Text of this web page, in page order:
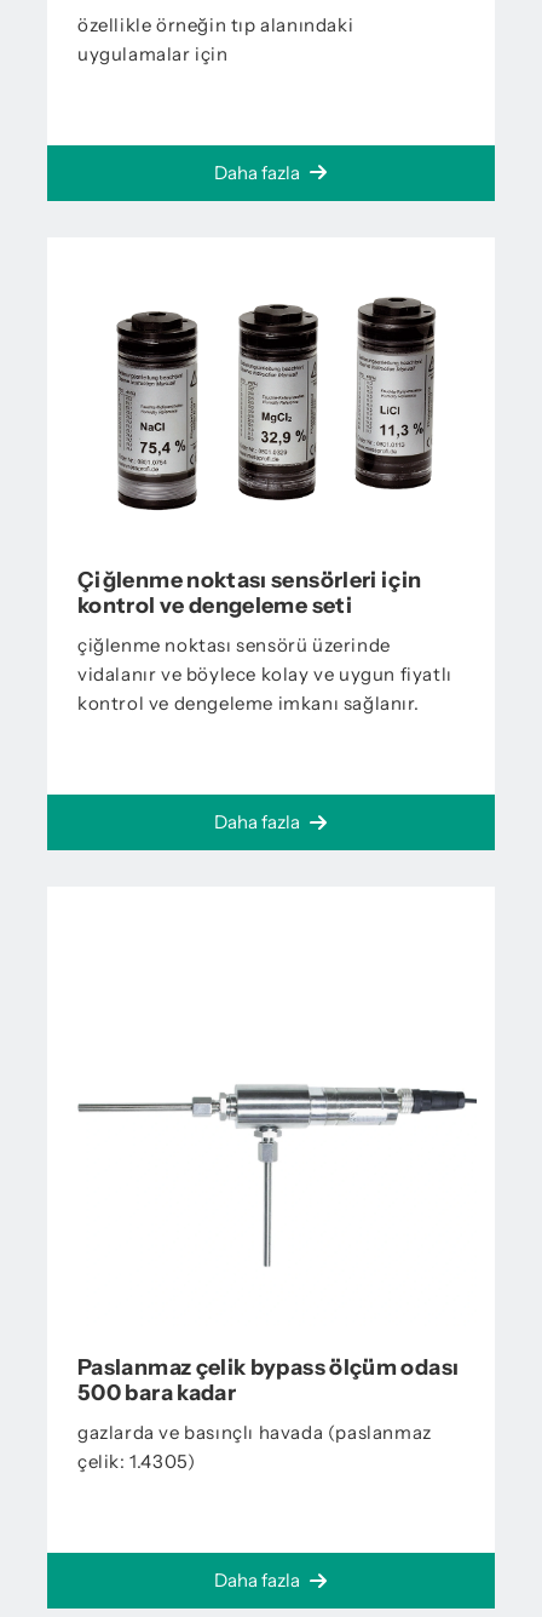
özellikle örneğin tıp alanındaki
uygulamalar için
Daha fazla
Çiğlenme noktası sensörleri için
kontrol ve dengeleme seti
çiğlenme noktası sensörü üzerinde
vidalanır ve böylece kolay ve uygun fiyatlı
kontrol ve dengeleme imkanı sağlanır.
Daha fazla
Paslanmaz çelik bypass ölçüm odası
500 bara kadar
gazlarda ve basınçlı havada (paslanmaz
çelik: 1.4305)
Daha fazla